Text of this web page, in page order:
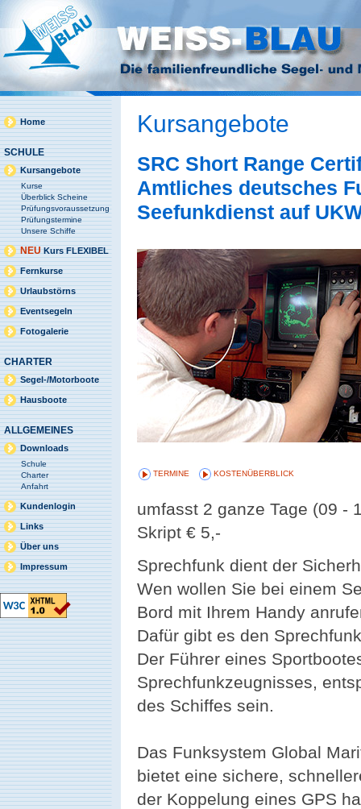
Home
SCHULE
Kursangebote
Kurse
Überblick Scheine
Prüfungsvoraussetzung
Prüfungstermine
Unsere Schiffe
NEUKurs FLEXIBEL
Fernkurse
Urlaubstörns
Eventsegeln
Fotogalerie
CHARTER
Segel-/Motorboote
Hausboote
ALLGEMEINES
Downloads
Schule
Charter
Anfahrt
Kundenlogin
Links
Über uns
Impressum
Kursangebote
SRC Short Range
Amtliches deutsches
Seefunkdienst auf
TERMINE KOSTENÜBERBLICK
umfasst 2 ganze Tage (09 -
Skript € 5,-
Sprechfunk dient der
Wen wollen Sie bei einem
Bord mit Ihrem Handy
Dafür gibt es den
Der Führer eines
Sprechfunkzeugnisses,
des Schiffes sein.
Das Funksystem Global
bietet eine sichere,
der Koppelung eines GPS